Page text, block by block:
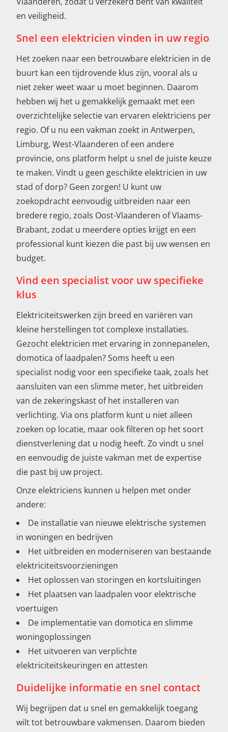
en veiligheid.
Snel een elektricien vinden in uw regio
Het zoeken naar een betrouwbare elektricien in de
buurt kan een tijdrovende klus zijn, vooral als u
niet zeker weet waar u moet beginnen. Daarom
hebben wij het u gemakkelijk gemaakt met een
overzichtelijke selectie van ervaren elektriciens per
regio. Of u nu een vakman zoekt in Antwerpen,
Limburg, West-Vlaanderen of een andere
provincie, ons platform helpt u snel de juiste keuze
te maken. Vindt u geen geschikte elektricien in uw
stad of dorp? Geen zorgen! U kunt uw
zoekopdracht eenvoudig uitbreiden naar een
bredere regio, zoals Oost-Vlaanderen of Vlaams-
Brabant, zodat u meerdere opties krijgt en een
professional kunt kiezen die past bij uw wensen en
budget.
Vind een specialist voor uw specifieke
klus
Elektriciteitswerken zijn breed en variëren van
kleine herstellingen tot complexe installaties.
Gezocht elektricien met ervaring in zonnepanelen,
domotica of laadpalen? Soms heeft u een
specialist nodig voor een specifieke taak, zoals het
aansluiten van een slimme meter, het uitbreiden
van de zekeringskast of het installeren van
verlichting. Via ons platform kunt u niet alleen
zoeken op locatie, maar ook filteren op het soort
dienstverlening dat u nodig heeft. Zo vindt u snel
en eenvoudig de juiste vakman met de expertise
die past bij uw project.
Onze elektriciens kunnen u helpen met onder
andere:
De installatie van nieuwe elektrische systemen
in woningen en bedrijven
Het uitbreiden en moderniseren van bestaande
elektriciteitsvoorzieningen
Het oplossen van storingen en kortsluitingen
Het plaatsen van laadpalen voor elektrische
voertuigen
De implementatie van domotica en slimme
woningoplossingen
Het uitvoeren van verplichte
elektriciteitskeuringen en attesten
Duidelijke informatie en snel contact
Wij begrijpen dat u snel en gemakkelijk toegang
wilt tot betrouwbare vakmensen. Daarom bieden